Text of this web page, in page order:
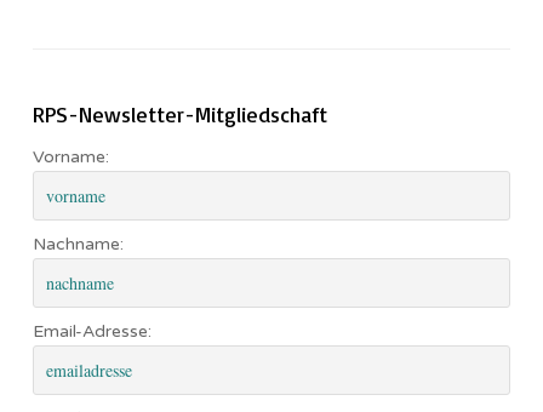
RPS-Newsletter-Mitgliedschaft
Vorname:
Nachname:
Email-Adresse: